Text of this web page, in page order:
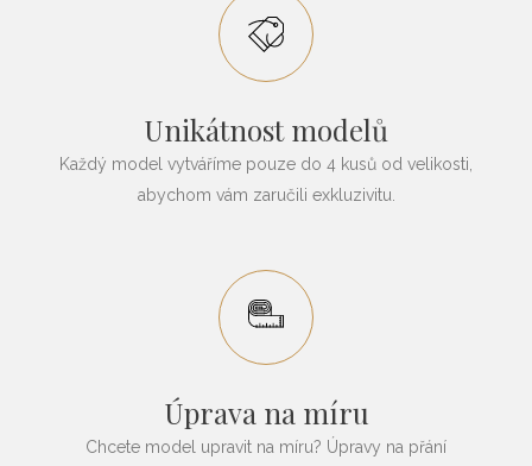
Unikátnost modelů
Každý model vytváříme pouze do 4 kusů od velikosti,
abychom vám zaručili exkluzivitu.
Úprava na míru
Chcete model upravit na míru? Úpravy na přání